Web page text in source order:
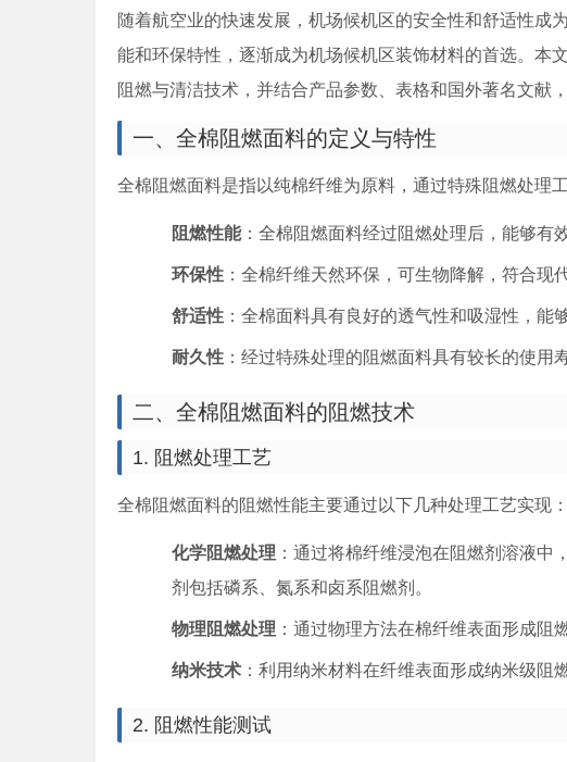
随着航空业的快速发展，机场候机区的安全性和舒适性成
能和环保特性，逐渐成为机场候机区装饰材料的首选。本
阻燃与清洁技术，并结合产品参数、表格和国外著名文献
一、全棉阻燃面料的定义与特性
全棉阻燃面料是指以纯棉纤维为原料，通过特殊阻燃处理
阻燃性能：全棉阻燃面料经过阻燃处理后，能够有
环保性 ：全棉纤维天然环保，可生物降解，符合现
舒适性 ：全棉面料具有良好的透气性和吸湿性，能
耐久性 ：经过特殊处理的阻燃面料具有较长的使用
二、全棉阻燃面料的阻燃技术
1. 阻燃处理工艺
全棉阻燃面料的阻燃性能主要通过以下几种处理工艺实现：
化学阻燃处理 ：通过将棉纤维浸泡在阻燃剂溶液
剂包括磷系、氮系和卤系阻燃剂。
物理阻燃处理 ：通过物理方法在棉纤维表面形成阻
纳米技术 ：利用纳米材料在纤维表面形成纳米级阻
2. 阻燃性能测试